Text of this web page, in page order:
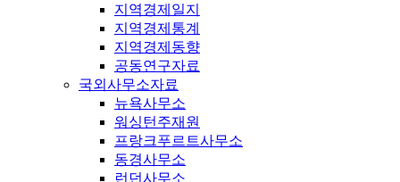
지역경제일지
지역경제통계
지역경제동향
공동연구자료
국외사무소자료
뉴욕사무소
워싱턴주재원
프랑크푸르트사무소
동경사무소
런던사무소